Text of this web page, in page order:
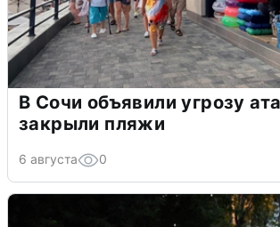
В Сочи объявили угрозу
закрыли пляжи
6 августа 0